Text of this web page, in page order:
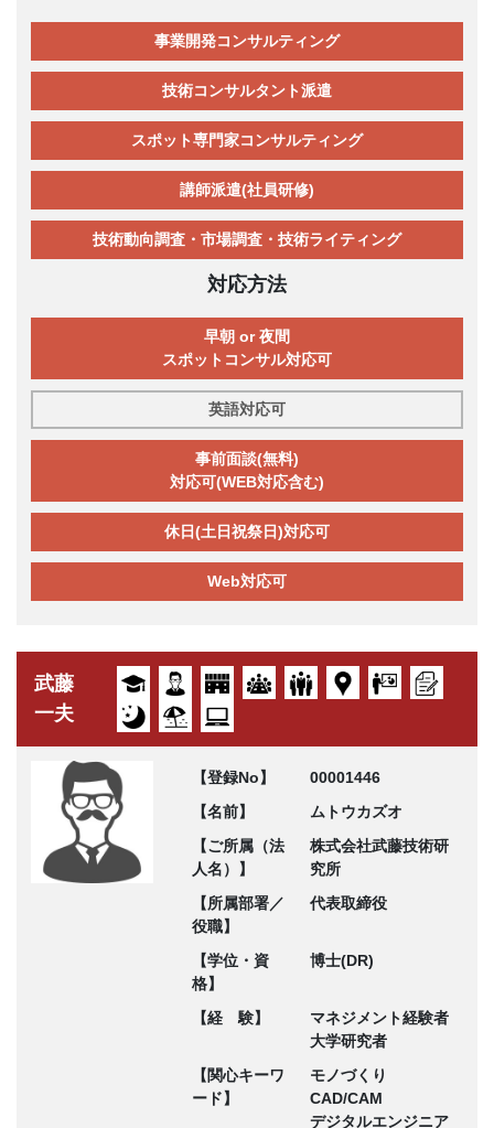
事業開発コンサルティング
技術コンサルタント派遣
スポット専門家コンサルティング
講師派遣(社員研修)
技術動向調査・市場調査・技術ライティング
対応方法
早朝 or 夜間
スポットコンサル対応可
英語対応可
事前面談(無料)
対応可(WEB対応含む)
休日(土日祝祭日)対応可
Web対応可
武藤
一夫
【登録No】
00001446
【名前】
ムトウカズオ
【ご所属（法
人名）】
株式会社武藤技術研
究所
【所属部署／
役職】
代表取締役
【学位・資
格】
博士(DR)
【経 験】
マネジメント経験者
大学研究者
【関心キーワ
ード】
モノづくり
CAD/CAM
デジタルエンジニア